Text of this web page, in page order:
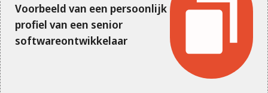
Voorbeeld van een persoonlijk
profiel van een senior
softwareontwikkelaar